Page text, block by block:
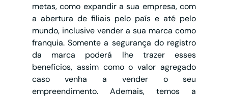
metas, como expandir a sua empresa, com
a abertura de filiais pelo país e até pelo
mundo, inclusive vender a sua marca como
franquia. Somente a segurança do registro
da marca poderá lhe trazer esses
benefícios, assim como o valor agregado
caso venha a vender o seu
empreendimento. Ademais, temos a